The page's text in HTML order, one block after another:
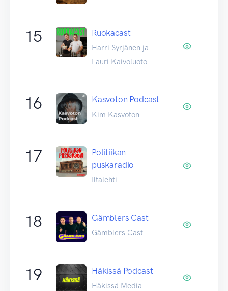
15 Ruokacast
Harri Syrjänen ja
Lauri Kaivoluoto
16 Kasvoton Podcast
Kim Kasvoton
17
Politiikan
puskaradio
Iltalehti
18 Gämblers Cast
Gämblers Cast
19 Häkissä Podcast
Häkissä Media